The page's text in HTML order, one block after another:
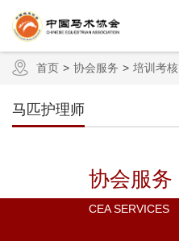
首页 协会服务 培训考核
协会服务
CEA SERVICES
马匹护理师